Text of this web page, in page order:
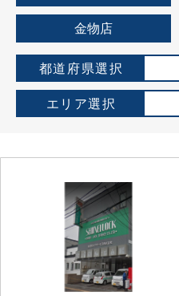
金物店
都道府県選択
エリア選択